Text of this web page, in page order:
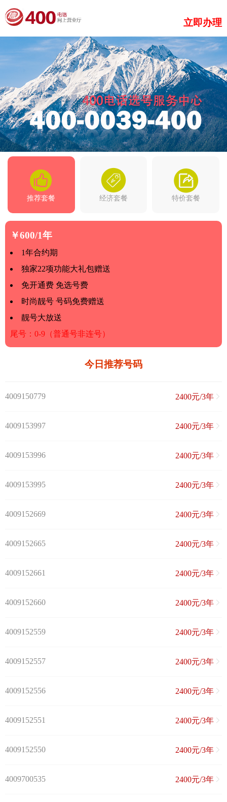
立即办理
推荐套餐 经济套餐 特价套餐
￥600/1年
1年合约期
独家22项功能大礼包赠送
免开通费 免选号费
时尚靓号 号码免费赠送
靓号大放送
尾号：0-9（普通号非连号）
今日推荐号码
4009150779 2400元/3年
4009153997 2400元/3年
4009153996 2400元/3年
4009153995 2400元/3年
4009152669 2400元/3年
4009152665 2400元/3年
4009152661 2400元/3年
4009152660 2400元/3年
4009152559 2400元/3年
4009152557 2400元/3年
4009152556 2400元/3年
4009152551 2400元/3年
4009152550 2400元/3年
4009700535 2400元/3年